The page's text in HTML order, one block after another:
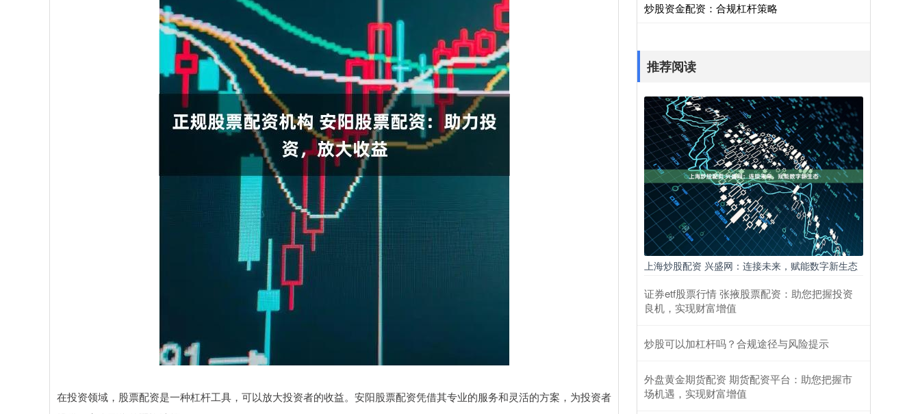
在投资领域，股票配资是一种杠杆工具，可以放大投资者的收益。安阳股票配资凭借其专业的服务和灵活的方案，为投资者
炒股资金配资：合规杠杆策略
推荐阅读
上海炒股配资 兴盛网：连接未来，赋能数字新生态
证券etf股票行情 张掖股票配资：助您把握投资
良机，实现财富增值
炒股可以加杠杆吗？合规途径与风险提示
外盘黄金期货配资 期货配资平台：助您把握市
场机遇，实现财富增值